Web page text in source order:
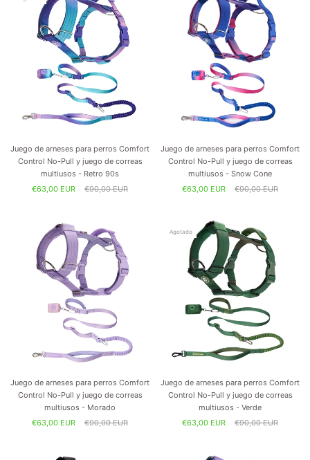
Juego de arneses para perros Comfort
Control No-Pull y juego de correas
multiusos - Retro 90s
€63,00 EUR
€90,00 EUR
Juego de arneses para perros Comfort
Control No-Pull y juego de correas
multiusos - Snow Cone
€63,00 EUR
€90,00 EUR
Juego de arneses para perros Comfort
Control No-Pull y juego de correas
multiusos - Morado
€63,00 EUR
€90,00 EUR
Agotado
Juego de arneses para perros Comfort
Control No-Pull y juego de correas
multiusos - Verde
€63,00 EUR
€90,00 EUR